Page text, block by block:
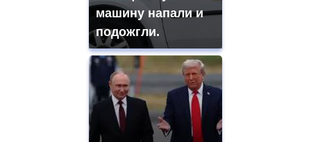
машину напали и
подожгли.